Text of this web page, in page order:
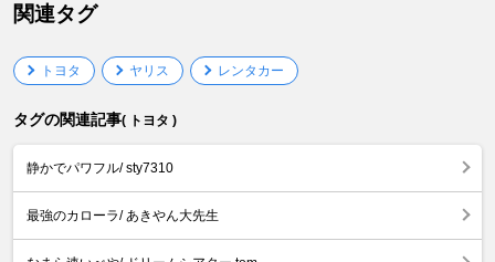
関連タグ
トヨタ ヤリス レンタカー
タグの関連記事( トヨタ )
静かでパワフル/ sty7310
最強のカローラ/ あきやん大先生